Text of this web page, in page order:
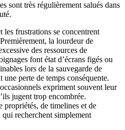
sont très régulièrement salués dans
les frustrations se concentrent
la lourdeur de
des ressources de
font état d’écrans figés ou
lors de la sauvegarde de
perte de temps conséquente.
expriment souvent leur
jugent trop encombrée.
propriétés, de timelines et de
recherchent simplement